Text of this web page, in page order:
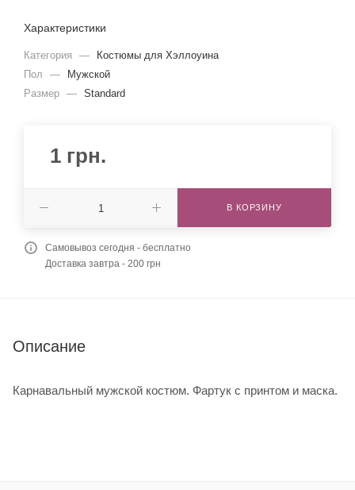
Характеристики
Категория —
Костюмы для Хэллоуина
Пол
—
Мужской
Размер — Standard
1 грн.
В КОРЗИНУ
Самовывоз сегодня - бесплатно
Доставка завтра - 200 грн
Описание
Карнавальный мужской костюм. Фартук с принтом и маска.